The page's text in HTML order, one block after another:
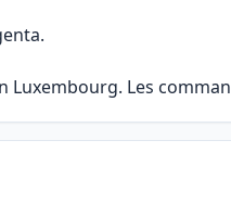
Luxembourg. Les